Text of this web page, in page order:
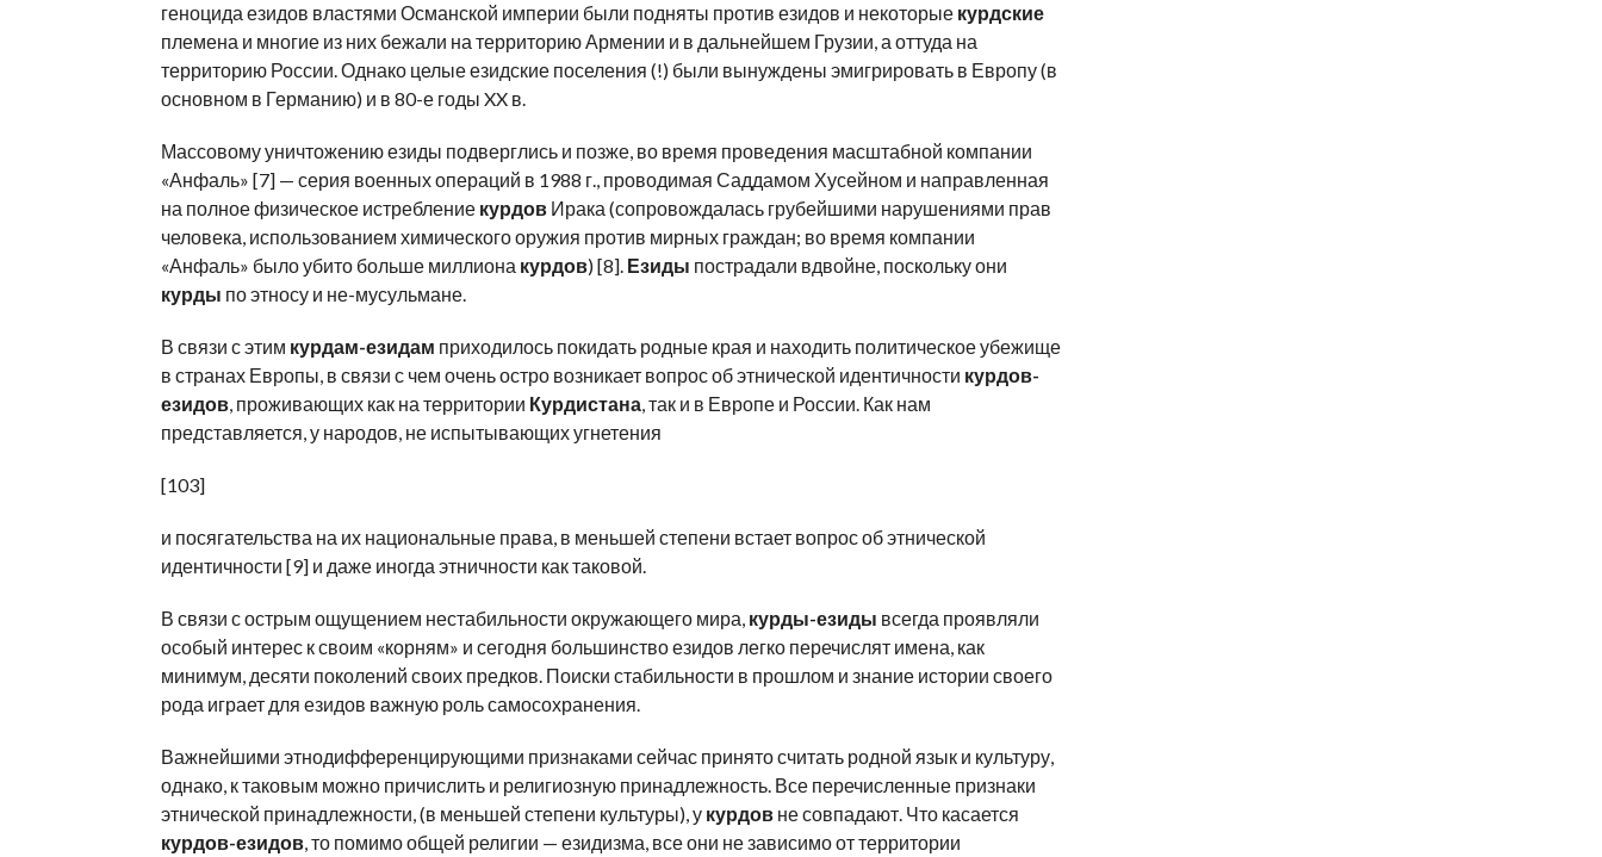
геноцида езидов властями Османской империи были подняты против езидов и некоторые курдские
племена и многие из них бежали на территорию Армении и в дальнейшем Грузии, а оттуда на
территорию России. Однако целые езидские поселения (!) были вынуждены эмигрировать в Европу (в
основном в Германию) и в 80-е годы XX в.
Массовому уничтожению езиды подверглись и позже, во время проведения масштабной компании
«Анфаль» [7] — серия военных операций в 1988 г., проводимая Саддамом Хусейном и направленная
на полное физическое истребление курдов Ирака (сопровождалась грубейшими нарушениями прав
человека, использованием химического оружия против мирных граждан; во время компании
«Анфаль» было убито больше миллиона курдов) [8]. Езиды пострадали вдвойне, поскольку они
курды по этносу и не-мусульмане.
В связи с этим курдам-езидам приходилось покидать родные края и находить политическое убежище
в странах Европы, в связи с чем очень остро возникает вопрос об этнической идентичности курдов-
езидов, проживающих как на территории Курдистана, так и в Европе и России. Как нам
представляется, у народов, не испытывающих угнетения
[103]
и посягательства на их национальные права, в меньшей степени встает вопрос об этнической
идентичности [9] и даже иногда этничности как таковой.
В связи с острым ощущением нестабильности окружающего мира, курды-езиды всегда проявляли
особый интерес к своим «корням» и сегодня большинство езидов легко перечислят имена, как
минимум, десяти поколений своих предков. Поиски стабильности в прошлом и знание истории своего
рода играет для езидов важную роль самосохранения.
Важнейшими этнодифференцирующими признаками сейчас принято считать родной язык и культуру,
однако, к таковым можно причислить и религиозную принадлежность. Все перечисленные признаки
этнической принадлежности, (в меньшей степени культуры), у курдов не совпадают. Что касается
курдов-езидов, то помимо общей религии — езидизма, все они не зависимо от территории